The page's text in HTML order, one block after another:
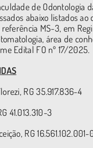
de Odontologia
abaixo listados
MS-3, em
área de
Edital FO nº 17/2025.
RG 35.917.836-4
41.013.310-3
RG 16.561.102.001-